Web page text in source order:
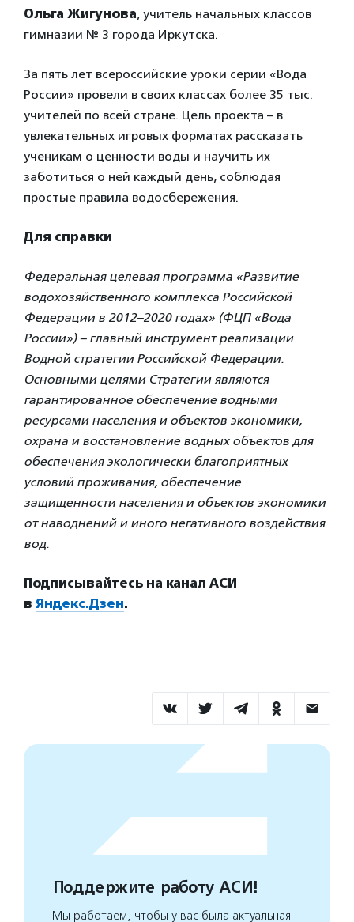
Ольга Жигунова, учитель начальных классов
гимназии № 3 города Иркутска.
За пять лет всероссийские уроки серии «Вода
России» провели в своих классах более 35 тыс.
учителей по всей стране. Цель проекта – в
увлекательных игровых форматах рассказать
ученикам о ценности воды и научить их
заботиться о ней каждый день, соблюдая
простые правила водосбережения.
Для справки
Федеральная целевая программа «Развитие
водохозяйственного комплекса Российской
Федерации в 2012–2020 годах» (ФЦП «Вода
России») – главный инструмент реализации
Водной стратегии Российской Федерации.
Основными целями Стратегии являются
гарантированное обеспечение водными
ресурсами населения и объектов экономики,
охрана и восстановление водных объектов для
обеспечения экологически благоприятных
условий проживания, обеспечение
защищенности населения и объектов экономики
от наводнений и иного негативного воздействия
вод.
Подписывайтесь на канал АСИ
в Яндекс.Дзен.
Поддержите работу АСИ!
Мы работаем, чтобы у вас была актуальная